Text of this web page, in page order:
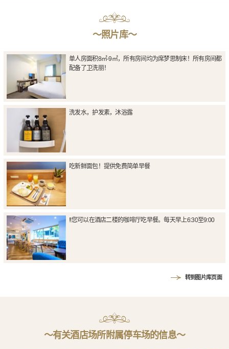
〜照片库〜
单人房面积8㎡-9㎡，所有房间均为席梦思制床！所有房间都
配备了卫洗丽！
洗发水，护发素，沐浴露
吃新鲜面包！提供免费简单早餐
!!您可以在酒店二楼的咖啡厅吃早餐。每天早上6:30至9:00
转到图片库页面
〜有关酒店场所附属停车场的信息〜